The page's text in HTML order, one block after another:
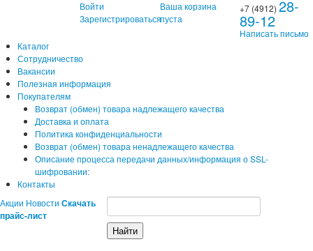
Войти
Зарегистрироваться
Ваша корзина
пуста
+7 (4912)28-
89-12
Написать письмо
Каталог
Сотрудничество
Вакансии
Полезная информация
Покупателям
Возврат (обмен) товара надлежащего качества
Доставка и оплата
Политика конфиденциальности
Возврат (обмен) товара ненадлежащего качества
Описание процесса передачи данных/информация о SSL-
шифровании:
Контакты
Акции Новости Скачать
прайс-лист